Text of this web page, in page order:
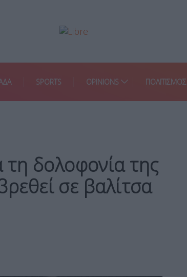
SPORTS OPINIONS ΠΟΛΙΤΙΣΜΟΣ
δολοφονία της
σε βαλίτσα